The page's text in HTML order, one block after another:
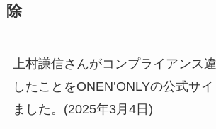
除
上村謙信さんがコンプライアンス
したことをONEN’ONLYの公式サ
ました。(2025年3月4日)